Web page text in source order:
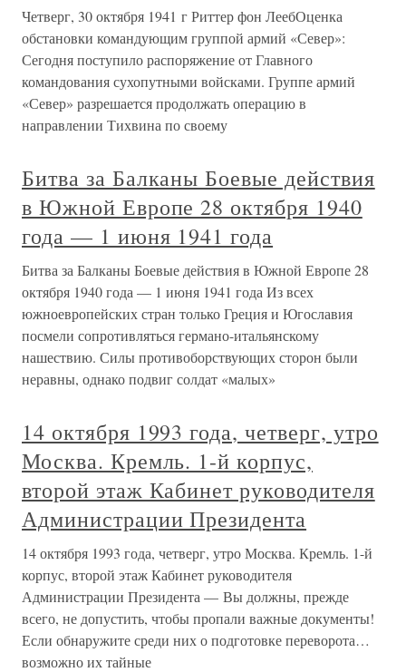
Четверг, 30 октября 1941 г Риттер фон ЛеебОценка
обстановки командующим группой армий «Север»:
Сегодня поступило распоряжение от Главного
командования сухопутными войсками. Группе армий
«Север» разрешается продолжать операцию в
направлении Тихвина по своему
Битва за Балканы Боевые действия
в Южной Европе 28 октября 1940
года — 1 июня 1941 года
Битва за Балканы Боевые действия в Южной Европе 28
октября 1940 года — 1 июня 1941 года Из всех
южноевропейских стран только Греция и Югославия
посмели сопротивляться германо-итальянскому
нашествию. Силы противоборствующих сторон были
неравны, однако подвиг солдат «малых»
14 октября 1993 года, четверг, утро
Москва. Кремль. 1-й корпус,
второй этаж Кабинет руководителя
Администрации Президента
14 октября 1993 года, четверг, утро Москва. Кремль. 1-й
корпус, второй этаж Кабинет руководителя
Администрации Президента — Вы должны, прежде
всего, не допустить, чтобы пропали важные документы!
Если обнаружите среди них о подготовке переворота…
возможно их тайные